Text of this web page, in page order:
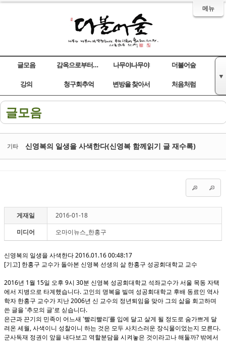
메뉴
글모음 감옥으로부터의 사색 나무야나무야 더불어숲
강의
▼
청구회추억
변방을 찾아서 처음처럼
글모음
기타 신영복의 일생을 사색한다(신영복 함께읽기 글 재수록)
게재일
2016-01-18
미디어
오마이뉴스_한홍구
신영복의 일생을 사색한다 2016.01.16 00:48:17
[기고] 한홍구 교수가 돌아본 신영복 선생의 삶 한홍구 성공회대학교 교수
2016년 1 월 15일 오후 9시 30분 신영복 성공회대학교 석좌교수가 서울 목동 자택
에서 지병으로 타계했습니다. 고인의 명복을 빌며 성공회대학교 후배 동료인 역사
학자 한홍구 교수가 지난 2006년 신 교수의 정년퇴임을 맞아 그의 삶을 회고하며
쓴 글을 '추모의 글'로 싣습니다.
은근과 끈기의 민족이 어느새 '빨리빨리 ’를 입에 달고 살게 될 정도로 숨가쁘게 달
려온 세월 , 사색이니 성찰이니 하는 것은 모두 사치스러운 장식물이었는지 모른다.
군사독재 정권이 앞을 내다보고 역할분담을 시켜놓은 것이라고나 해둘까? 밖에서
Sketchbook5, 스케치북5
Sketchbook5, 스케치북5
Sketchbook5, 스케치북5
Sketchbook5, 스케치북5